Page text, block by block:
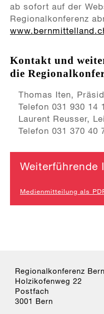
ab sofort auf der
Regionalkonferenz
Kontakt und
die
Thomas Iten,
Telefon 031 930 14
Laurent Reusser,
Telefon 031 370 40
Weiterführende
Medienmitteilung als
Regionalkonferenz
Holzikofenweg 22
Postfach
3001 Bern